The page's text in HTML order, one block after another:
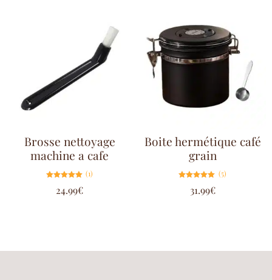
Brosse nettoyage
machine a cafe
5.00
sur 5
(1)
24.99€
Boite hermétique café
grain
5.00
sur 5
(5)
31.99€